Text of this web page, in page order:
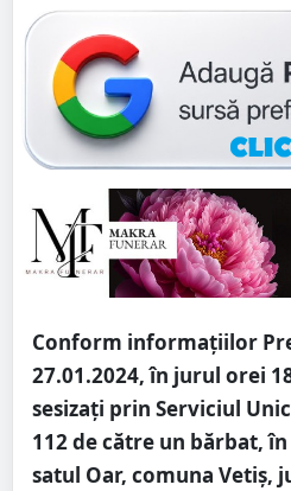
Conform informațiilor
27.01.2024, în jurul orei
sesizați prin Serviciul
112 de către un bărbat,
satul Oar, comuna Vetiș,